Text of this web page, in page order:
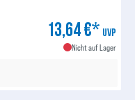
13,64 €* UVP
Nicht auf Lager